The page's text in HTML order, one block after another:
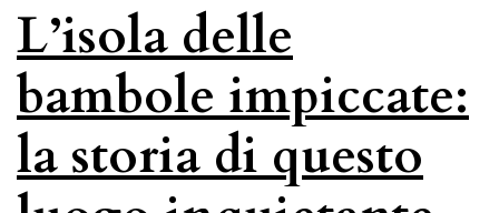
L’isola delle
bambole impiccate:
la storia di questo